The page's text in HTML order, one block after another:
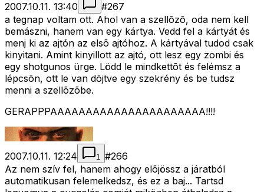
2007.10.11. 13:40
#267
a tegnap voltam ott. Ahol van a szellõzõ, oda nem kell
bemászni, hanem van egy kártya. Vedd fel a kártyát és
menj ki az ajtón az elsõ ajtóhoz. A kártyával tudod csak
kinyitani. Amint kinyillott az ajtó, ott lesz egy zombi és
egy shotgunos ürge. Lödd le mindkettõt és felémsz a
lépcsõn, ott le van dõjtve egy szekrény és be tudsz
menni a szellõzõbe.
GERAPPPAAAAAAAAAAAAAAAAAAAAAA!!!!
2007.10.11. 12:24 1 #266
Az nem szív fel, hanem ahogy elõjössz a járatból
automatikusan felemelkedsz, és ez a baj... Tartsd